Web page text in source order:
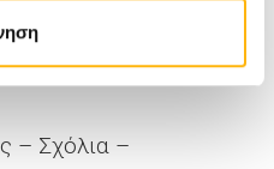
Σταδιοδρομίας
τονΠερικλή Ηλία.
– Σχόλια –